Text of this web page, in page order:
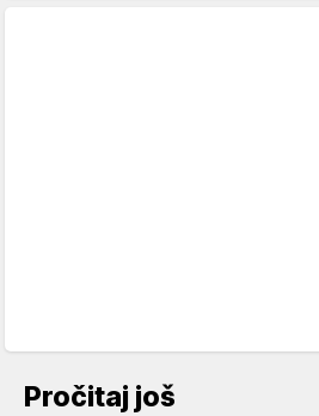
Pročitaj još